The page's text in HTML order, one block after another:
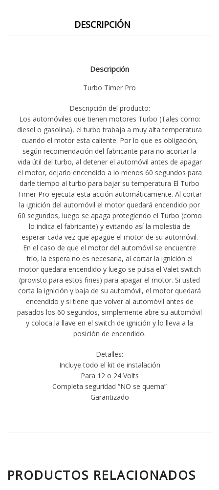
DESCRIPCIÓN
Descripción
Turbo Timer Pro
Descripción del producto:
Los automóviles que tienen motores Turbo (Tales como:
diesel o gasolina), el turbo trabaja a muy alta temperatura
cuando el motor esta caliente. Por lo que es obligación,
según recomendación del fabricante para no acortar la
vida útil del turbo, al detener el automóvil antes de apagar
el motor, dejarlo encendido a lo menos 60 segundos para
darle tiempo al turbo para bajar su temperatura El Turbo
Timer Pro ejecuta esta acción automáticamente. Al cortar
la ignición del automóvil el motor quedará encendido por
60 segundos, luego se apaga protegiendo el Turbo (como
lo indica el fabricante) y evitando así la molestia de
esperar cada vez que apague el motor de su automóvil.
En el caso de que el motor del automóvil se encuentre
frío, la espera no es necesaria, al cortar la ignición el
motor quedara encendido y luego se pulsa el Valet switch
(provisto para estos fines) para apagar el motor. Si usted
corta la ignición y baja de su automóvil, el motor quedará
encendido y si tiene que volver al automóvil antes de
pasados los 60 segundos, simplemente abre su automóvil
y coloca la llave en el switch de ignición y lo lleva a la
posición de encendido.
Detalles:
Incluye todo el kit de instalación
Para 12 o 24 Volts
Completa seguridad “NO se quema”
Garantizado
PRODUCTOS RELACIONADOS